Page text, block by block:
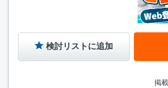
検討リストに追加
掲